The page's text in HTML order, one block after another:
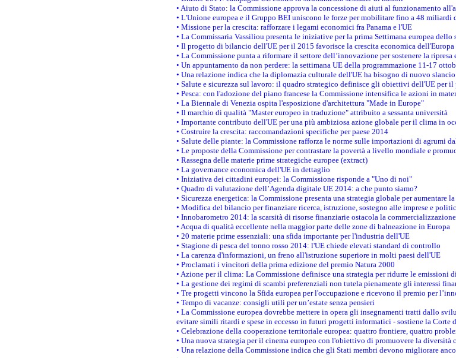
• Aiuto di Stato: la Commissione approva la concessione di aiuti al funzionamento
• L'Unione europea e il Gruppo BEI uniscono le forze per mobilitare fino a 48
• Missione per la crescita: rafforzare i legami economici fra Panama e l'UE
• La Commissaria Vassiliou presenta le iniziative per la prima Settimana europea dello
• Il progetto di bilancio dell'UE per il 2015 favorisce la crescita economica
• La Commissione punta a riformare il settore dell’innovazione per sostenere la ripresa
• Un appuntamento da non perdere: la settimana UE della programmazione 11-17
• Una relazione indica che la diplomazia culturale dell'UE ha bisogno di nuovo slancio
• Salute e sicurezza sul lavoro: il quadro strategico definisce gli obiettivi dell'UE per
• Pesca: con l'adozione del piano francese la Commissione intensifica le azioni in
• La Biennale di Venezia ospita l'esposizione d'architettura "Made in Europe"
• Il marchio di qualità "Master europeo in traduzione" attribuito a sessanta università
• Importante contributo dell'UE per una più ambiziosa azione globale per il clima in
• Costruire la crescita: raccomandazioni specifiche per paese 2014
• Salute delle piante: la Commissione rafforza le norme sulle importazioni di agrumi
• Le proposte della Commissione per contrastare la povertà a livello mondiale e
• Rassegna delle materie prime strategiche europee (extract)
• La governance economica dell'UE in dettaglio
• Iniziativa dei cittadini europei: la Commissione risponde a "Uno di noi"
• Quadro di valutazione dell’Agenda digitale UE 2014: a che punto siamo?
• Sicurezza energetica: la Commissione presenta una strategia globale per aumentare
• Modifica del bilancio per finanziare ricerca, istruzione, sostegno alle imprese e
• Innobarometro 2014: la scarsità di risorse finanziarie ostacola la
• Acqua di qualità eccellente nella maggior parte delle zone di balneazione in Europa
• 20 materie prime essenziali: una sfida importante per l'industria dell'UE
• Stagione di pesca del tonno rosso 2014: l'UE chiede elevati standard di controllo
• La carenza d'informazioni, un freno all'istruzione superiore in molti paesi dell'UE
• Proclamati i vincitori della prima edizione del premio Natura 2000
• Azione per il clima: La Commissione definisce una strategia per ridurre le emissioni
• La gestione dei regimi di scambi preferenziali non tutela pienamente gli interessi
• Tre progetti vincono la Sfida europea per l'occupazione e ricevono il premio per
• Tempo di vacanze: consigli utili per un’estate senza pensieri
• La Commissione europea dovrebbe mettere in opera gli insegnamenti tratti dallo
evitare simili ritardi e spese in eccesso in futuri progetti informatici - sostiene la Corte
• Celebrazione della cooperazione territoriale europea: quattro frontiere, quattro
• Una nuova strategia per il cinema europeo con l'obiettivo di promuovere la
• Una relazione della Commissione indica che gli Stati membri devono migliorare